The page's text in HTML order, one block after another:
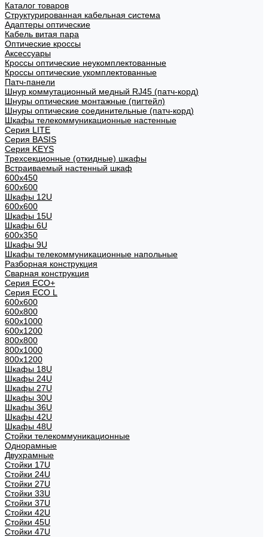
Каталог товаров
Структурированная кабельная система
Адаптеры оптические
Кабель витая пара
Оптические кроссы
Аксессуары
Кроссы оптические неукомплектованные
Кроссы оптические укомплектованные
Патч-панели
Шнур коммутационный медный RJ45 (патч-корд)
Шнуры оптические монтажные (пигтейл)
Шнуры оптические соединительные (патч-корд)
Шкафы телекоммуникационные настенные
Cерия LITE
Cерия BASIS
Cерия KEYS
Трехсекционные (откидные) шкафы
Встраиваемый настенный шкаф
600x450
600x600
Шкафы 12U
600x600
Шкафы 15U
Шкафы 6U
600x350
Шкафы 9U
Шкафы телекоммуникационные напольные
Разборная конструкция
Сварная конструкция
Серия ECO+
Серия ECO L
600x600
600x800
600х1000
600х1200
800x800
800х1000
800х1200
Шкафы 18U
Шкафы 24U
Шкафы 27U
Шкафы 30U
Шкафы 36U
Шкафы 42U
Шкафы 48U
Стойки телекоммуникационные
Однорамные
Двухрамные
Стойки 17U
Стойки 24U
Стойки 27U
Стойки 33U
Стойки 37U
Стойки 42U
Стойки 45U
Стойки 47U